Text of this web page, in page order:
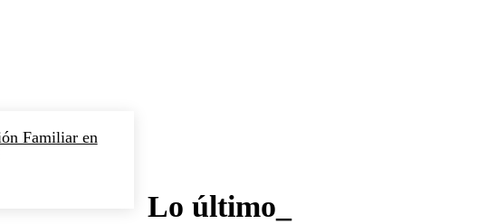
Familiar en
Lo último_